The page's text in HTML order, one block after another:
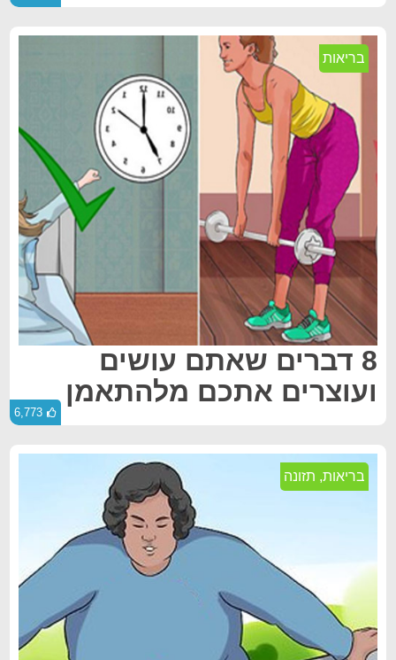
בריאות
8 דברים שאתם עושים
ועוצרים אתכם מלהתאמן
6,773
בריאות, תזונה